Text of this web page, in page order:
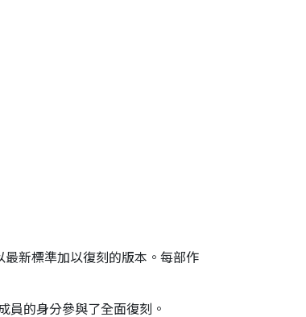
最新標準加以復刻的版本。每部作
的身分參與了全面復刻。